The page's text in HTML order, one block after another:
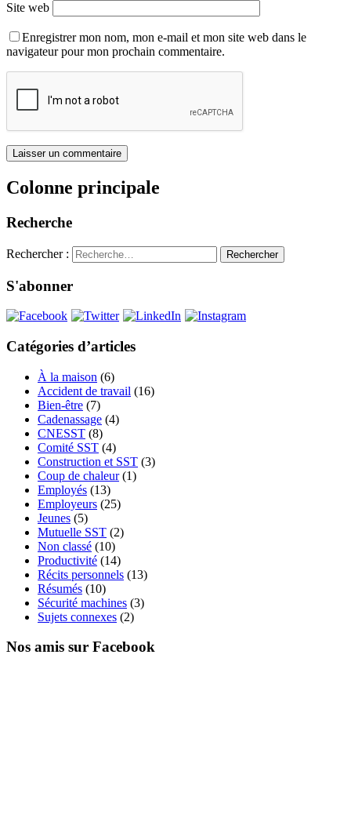
Site web
Enregistrer mon nom, mon e-mail et mon site web dans le
navigateur pour mon prochain commentaire.
Colonne principale
Recherche
Rechercher :
S'abonner
Catégories d’articles
À la maison (6)
Accident de travail (16)
Bien-être (7)
Cadenassage (4)
CNESST (8)
Comité SST (4)
Construction et SST (3)
Coup de chaleur(1)
Employés (13)
Employeurs (25)
Jeunes (5)
Mutuelle SST (2)
Non classé (10)
Productivité (14)
Récits personnels (13)
Résumés (10)
Sécurité machines (3)
Sujets connexes (2)
Nos amis sur Facebook